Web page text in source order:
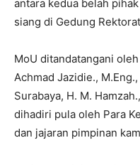
antara kedua belah
siang di Gedung
MoU ditandatangani
Achmad Jazidie.,
Surabaya, H. M.
dihadiri pula oleh Para
dan jajaran pimpinan